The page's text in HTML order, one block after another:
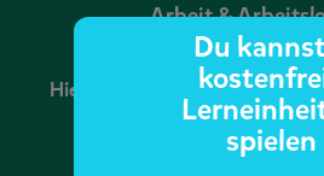
Arbeit &
Hier lernst du, was es bedeutet
seine Arbeit zu
Du
spielen